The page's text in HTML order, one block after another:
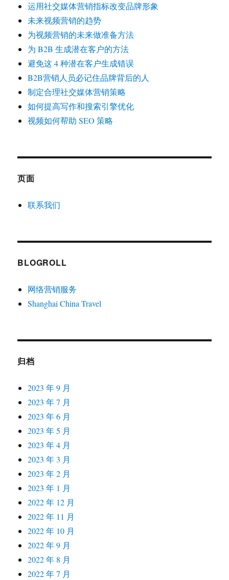
运用社交媒体营销指标改变品牌形象
未来视频营销的趋势
为视频营销的未来做准备方法
为 B2B 生成潜在客户的方法
避免这 4 种潜在客户生成错误
B2B营销人员必记住品牌背后的人
制定合理社交媒体营销策略
如何提高写作和搜索引擎优化
视频如何帮助 SEO 策略
页面
联系我们
BLOGROLL
网络营销服务
Shanghai China Travel
归档
2023 年 9 月
2023 年 7 月
2023 年 6 月
2023 年 5 月
2023 年 4 月
2023 年 3 月
2023 年 2 月
2023 年 1 月
2022 年 12 月
2022 年 11 月
2022 年 10 月
2022 年 9 月
2022 年 8 月
2022 年 7 月